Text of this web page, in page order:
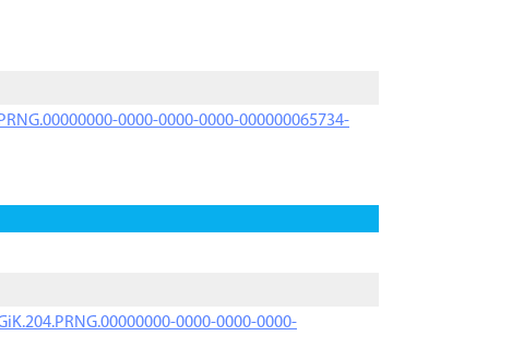
0000-0000-0000-000000065734-
0000-0000-0000-